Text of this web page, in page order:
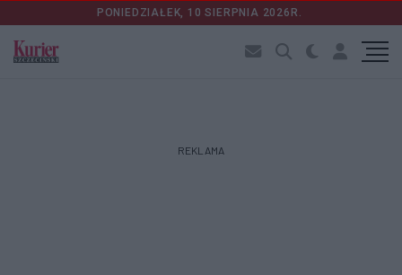
PONIEDZIAŁEK, 10 SIERPNIA 2026R.
REKLAMA